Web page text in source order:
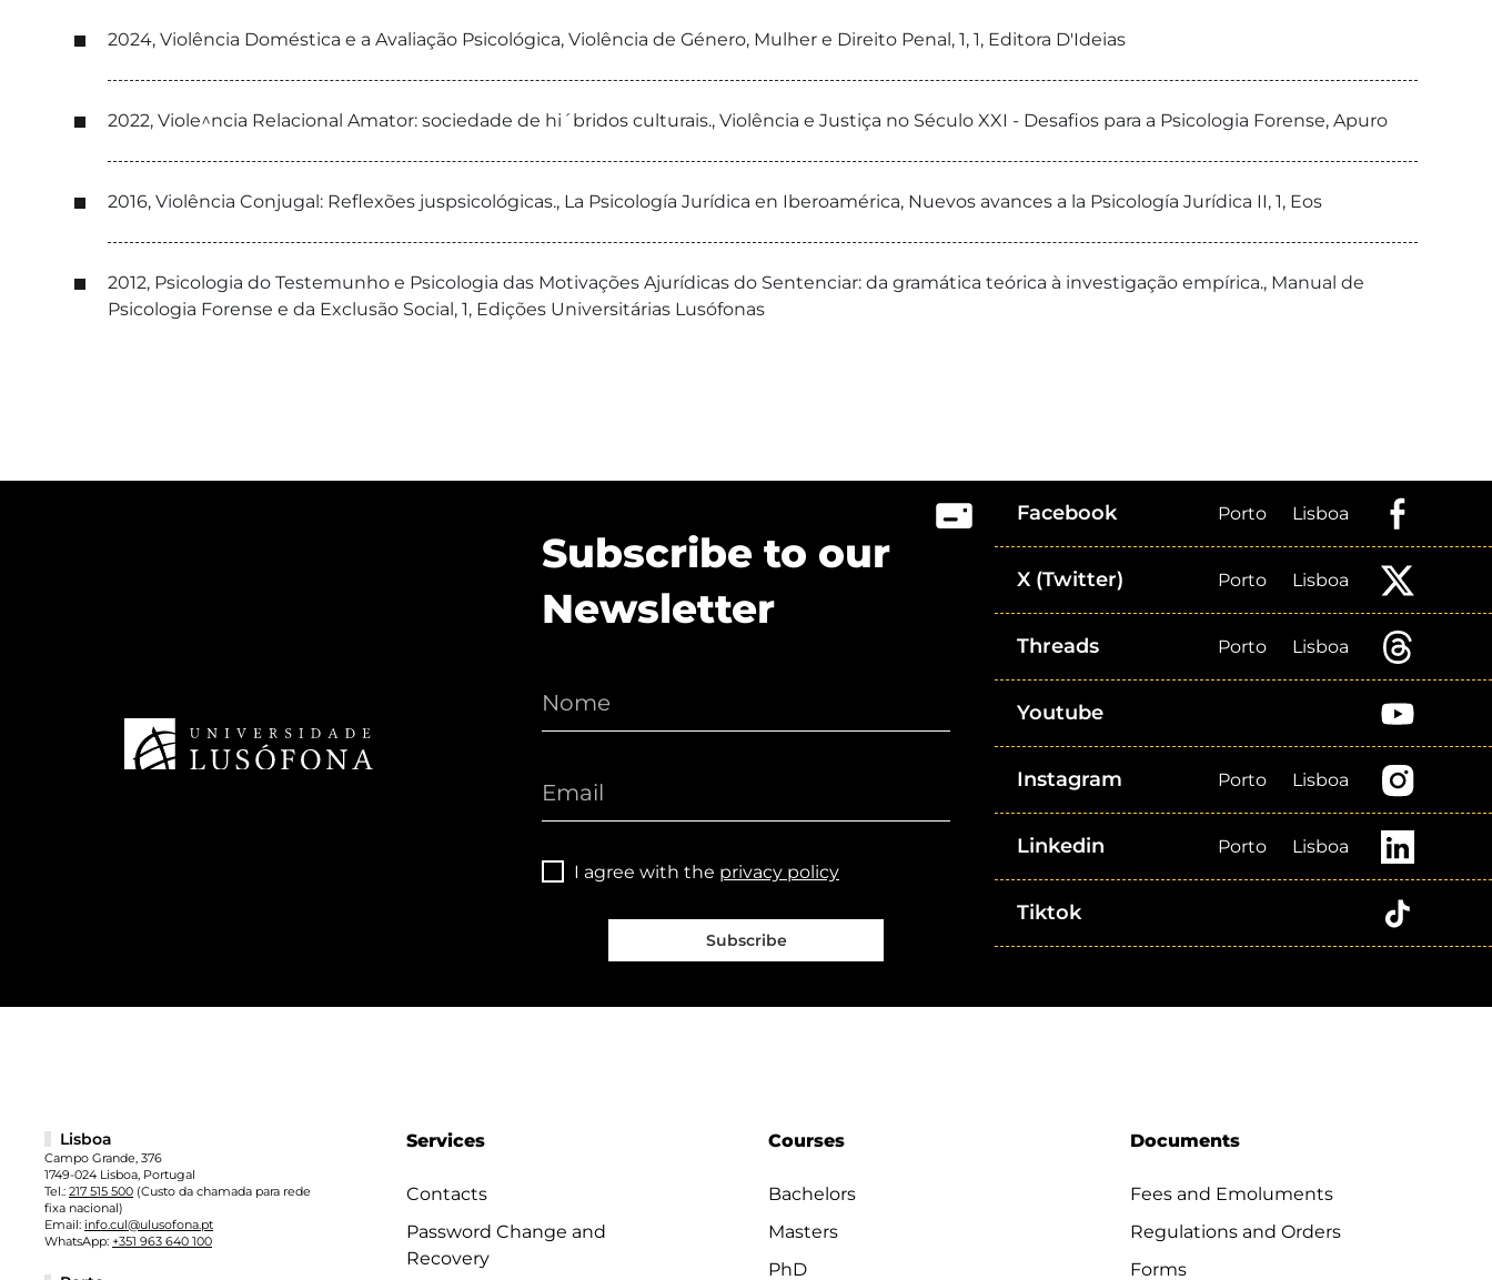
2024, Violência Doméstica e a Avaliação Psicológica, Violência de Género, Mulher e Direito Penal, 1, 1, Editora D'Ideias
2022, Viole^ncia Relacional Amator: sociedade de hi´bridos culturais., Violência e Justiça no Século XXI - Desafios para a Psicologia Forense, Apuro
2016, Violência Conjugal: Reflexões juspsicológicas., La Psicología Jurídica en Iberoamérica, Nuevos avances a la Psicología Jurídica II, 1, Eos
2012, Psicologia do Testemunho e Psicologia das Motivações Ajurídicas do Sentenciar: da gramática teórica à investigação empírica., Manual de
Psicologia Forense e da Exclusão Social, 1, Edições Universitárias Lusófonas
Subscribe to our
Newsletter
I agree with the privacy policy
Subscribe
Facebook Porto Lisboa
X (Twitter) Porto Lisboa
Threads Porto Lisboa
Youtube
Instagram Porto Lisboa
Linkedin Porto Lisboa
Tiktok
Services
Contacts
Password Change and
Recovery
Courses
Bachelors
Masters
PhD
Documents
Fees and Emoluments
Regulations and Orders
Forms
Lisboa
Campo Grande, 376
1749-024 Lisboa, Portugal
Tel.: 217 515 500 (Custo da chamada para rede
fixa nacional)
Email: info.cul@ulusofona.pt
WhatsApp: +351 963 640 100